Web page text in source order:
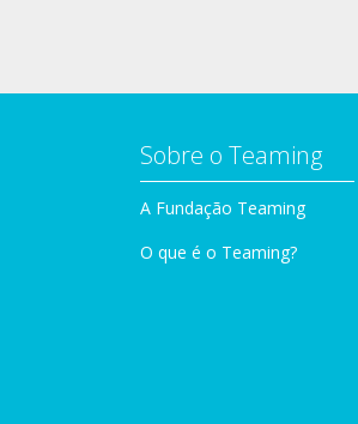
Sobre o Teaming
A Fundação Teaming
O que é o Teaming?